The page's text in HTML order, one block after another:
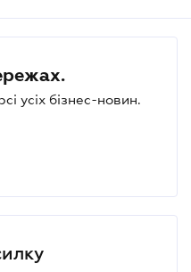
усіх бізнес-новин.